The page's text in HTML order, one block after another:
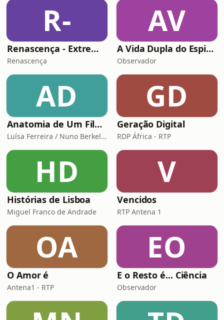
R-
Renascença - Extremamente Desagradável
Renascença
AV
A Vida Dupla do Espião Traidor
Observador
AD
Anatomia de Um Filme de Terror
Luísa Ferreira / Nuno Berkeley Cotter
GD
Geração Digital
RDP África - RTP
HD
Histórias de Lisboa
Miguel Franco de Andrade
V
Vencidos
RTP Antena 1
OA
O Amor é
Antena1 - RTP
EO
E o Resto é... Ciência
Observador